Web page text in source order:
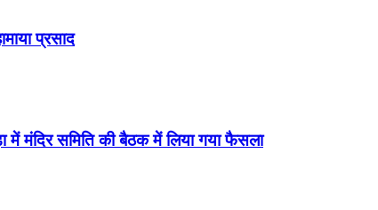
प्रसाद
में मंदिर समिति की बैठक में लिया गया फैसला